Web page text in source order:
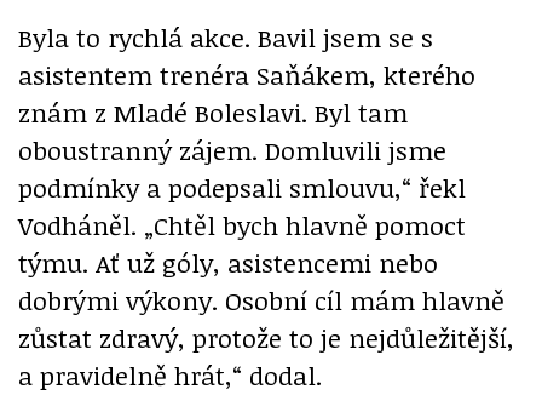
Byla to rychlá akce. Bavil jsem se s
asistentem trenéra Saňákem, kterého
znám z Mladé Boleslavi. Byl tam
oboustranný zájem. Domluvili jsme
podmínky a podepsali smlouvu,“ řekl
Vodháněl. „Chtěl bych hlavně pomoct
týmu. Ať už góly, asistencemi nebo
dobrými výkony. Osobní cíl mám hlavně
zůstat zdravý, protože to je nejdůležitější,
a pravidelně hrát,“ dodal.